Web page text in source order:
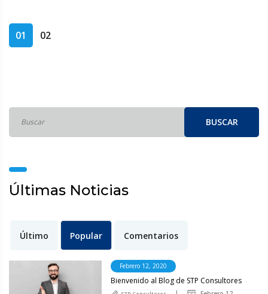
01 02
BUSCAR
Últimas Noticias
Último Popular Comentarios
Febrero 12, 2020
Bienvenido al Blog de STP Consultores